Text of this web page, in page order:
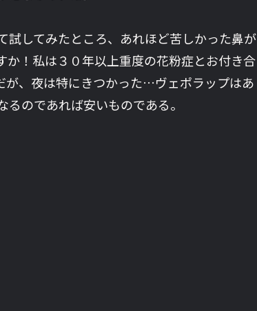
試してみたところ、あれほど苦しかった鼻が
か！私は３０年以上重度の花粉症とお付き合
が、夜は特にきつかった…ヴェポラップはあ
のであれば安いものである。